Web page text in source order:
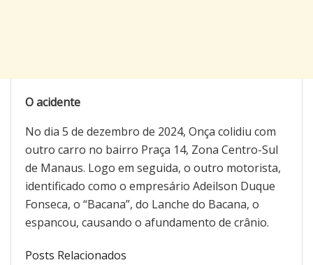
O acidente
No dia 5 de dezembro de 2024, Onça colidiu com
outro carro no bairro Praça 14, Zona Centro-Sul
de Manaus. Logo em seguida, o outro motorista,
identificado como o empresário Adeilson Duque
Fonseca, o “Bacana”, do Lanche do Bacana, o
espancou, causando o afundamento de crânio.
Posts Relacionados